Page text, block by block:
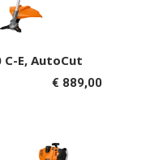
Toevoegen aan
winkelwagen
C-E, AutoCut
€ 889,00